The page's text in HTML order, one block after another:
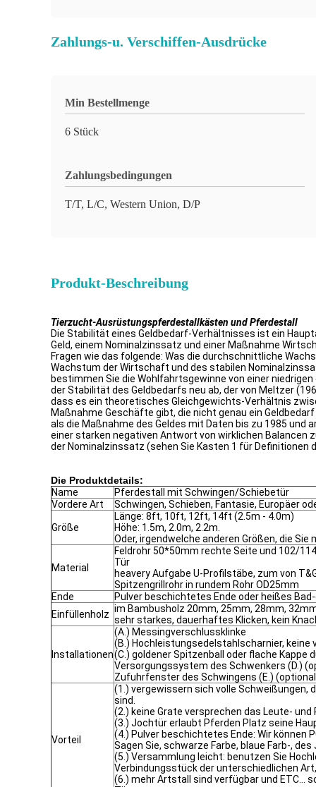
Zahlungs-u. Verschiffen-Ausdrücke
Min Bestellmenge
6 Stück
Zahlungsbedingungen
T/T, L/C, Western Union, D/P
Produkt-Beschreibung
Tierzucht-Ausrüstungspferdestallkästen und Pferdestall
Die Stabilität eines Geldbedarf-Verhältnisses ist ein
Geld, einem Nominalzinssatz und einer Maßnahme
Fragen wie das folgende: Was die durchschnittliche
Wachstum der Wirtschaft und des stabilen
bestimmen Sie die Wohlfahrtsgewinne von einer
der Stabilität des Geldbedarfs neu ab, der von Meltzer
dass es ein theoretisches Gleichgewichts-Verhältnis
Maßnahme Geschäfte gibt, die nicht genau ein
als die Maßnahme des Geldes mit Daten bis zu 1985
einer starken negativen Antwort von wirklichen Balancen
der Nominalzinssatz (sehen Sie Kasten 1 für Definitionen
Die Produktdetails:
Name
Pferdestall mit Schwingen/Schiebetür
Vordere Art
Schwingen, Schieben, Fantasie, Europäer
Größe
Länge: 8ft, 10ft, 12ft, 14ft (2.5m - 4.0m)
Höhe: 1.5m, 2.0m, 2.2m.
Oder, irgendwelche anderen Größen, die Sie
Material
Feldrohr 50*50mm rechte Seite und 102/
Tür
heavery Aufgabe U-Profilstäbe, zum von
Spitzengrillrohr in rundem Rohr OD25mm
Ende
Pulver beschichtetes Ende oder heißes
Einfüllenholz im Bambusholz 20mm, 25mm, 28mm,
sehr starkes, dauerhaftes Klicken, kein
Installationen
(A.) Messingverschlussklinke
(B.) Hochleistungsedelstahlscharnier, keine
(C.) goldener Spitzenball oder flache Kappe
Versorgungssystem des Schwenkers (D.)
Zufuhrfenster des Schwingens (E.)
Vorteil
(1.) vergewissern sich volle Schweißungen,
sind.
(2.) keine Grate versprechen das Leute-
(3.) Jochtür erlaubt Pferden Platz seine
(4.) Pulver beschichtetes Ende: Wir können
Sagen Sie, schwarze Farbe, blaue Farb-,
(5.) Versammlung leicht: benutzen Sie
Verbindungsstück der unterschiedlichen
(6.) mehr Artstall sind verfügbar und ETC…